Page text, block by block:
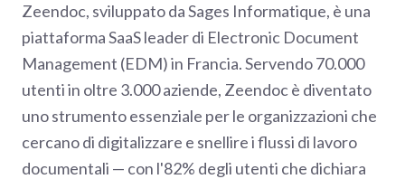
Zeendoc, sviluppato da Sages Informatique, è una
piattaforma SaaS leader di Electronic Document
Management (EDM) in Francia. Servendo 70.000
utenti in oltre 3.000 aziende, Zeendoc è diventato
uno strumento essenziale per le organizzazioni che
cercano di digitalizzare e snellire i flussi di lavoro
documentali — con l'82% degli utenti che dichiara